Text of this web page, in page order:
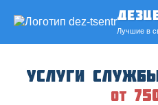
Лучшие в
Услуги
от